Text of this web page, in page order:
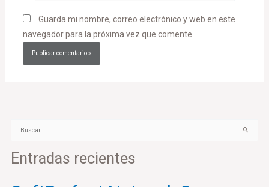
Guarda mi nombre, correo electrónico y web en este
navegador para la próxima vez que comente.
s
Entradas recientes